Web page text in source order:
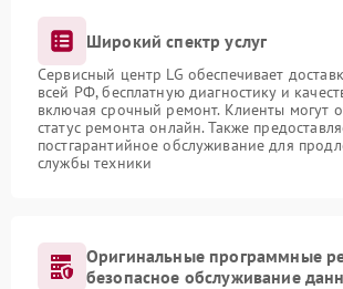
Широкий спектр услуг
Сервисный центр LG обеспечивает
всей РФ, бесплатную диагностику и
включая срочный ремонт. Клиенты могут
статус ремонта онлайн. Также
постгарантийное обслуживание для
службы техники
Оригинальные программные
безопасное обслуживание